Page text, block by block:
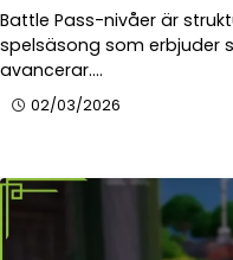
Battle Pass-nivåer är
spelsäsong som erbjuder
avancerar.…
02/03/2026